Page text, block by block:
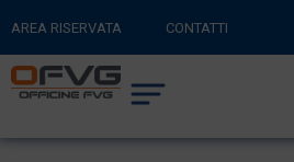
AREA RISERVATA CONTATTI
RITORNA AL SITO
CARRELLO